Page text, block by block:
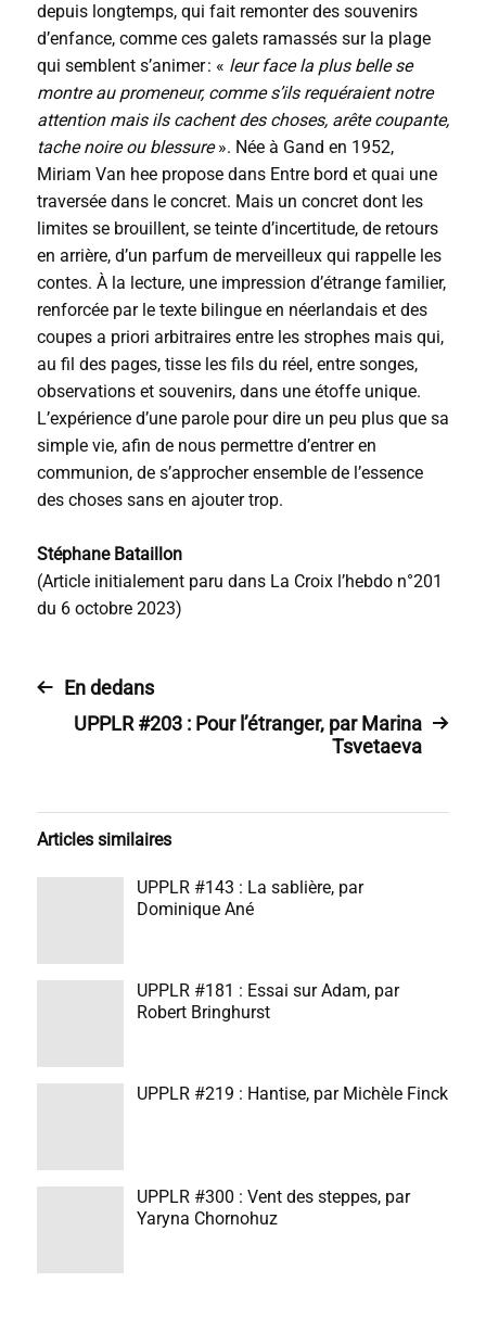
depuis longtemps, qui fait remonter des souvenirs
d’enfance, comme ces galets ramassés sur la plage
qui semblent s’animer : « leur face la plus belle se
montre au promeneur, comme s’ils requéraient notre
attention mais ils cachent des choses, arête coupante,
tache noire ou blessure». Née à Gand en 1952,
Miriam Van hee propose dans Entre bord et quai une
traversée dans le concret. Mais un concret dont les
limites se brouillent, se teinte d’incertitude, de retours
en arrière, d’un parfum de merveilleux qui rappelle les
contes. À la lecture, une impression d’étrange familier,
renforcée par le texte bilingue en néerlandais et des
coupes a priori arbitraires entre les strophes mais qui,
au fil des pages, tisse les fils du réel, entre songes,
observations et souvenirs, dans une étoffe unique.
L’expérience d’une parole pour dire un peu plus que sa
simple vie, afin de nous permettre d’entrer en
communion, de s’approcher ensemble de l’essence
des choses sans en ajouter trop.
Stéphane Bataillon
(Article initialement paru dans La Croix l’hebdo n°201
du 6 octobre 2023)
En dedans
UPPLR #203 : Pour l’étranger, par Marina
Tsvetaeva
Articles similaires
UPPLR #143 : La sablière, par
Dominique Ané
UPPLR #181 : Essai sur Adam, par
Robert Bringhurst
UPPLR #219 : Hantise, par Michèle Finck
UPPLR #300 : Vent des steppes, par
Yaryna Chornohuz